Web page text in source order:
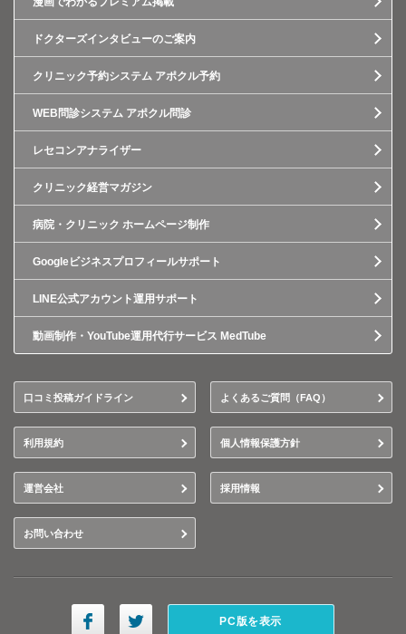
ドクターズインタビューのご案内
クリニック予約システム アポクル予約
WEB問診システム アポクル問診
レセコンアナライザー
クリニック経営マガジン
病院・クリニック ホームページ制作
Googleビジネスプロフィールサポート
LINE公式アカウント運用サポート
動画制作・YouTube運用代行サービス MedTube
口コミ投稿ガイドライン よくあるご質問（FAQ）
利用規約 個人情報保護方針
運営会社 採用情報
お問い合わせ
PC版を表示